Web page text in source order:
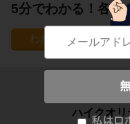
5分でわかる！各地
154
子どもの勉
ハイクオ